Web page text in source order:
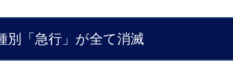
別「急行」が全て消滅